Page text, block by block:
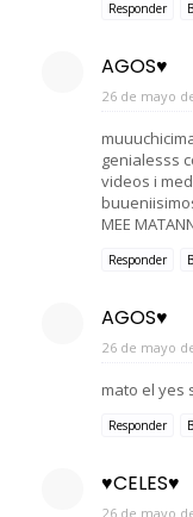
Responder
AGOS♥
26 de mayo
genialesss
videos i
MEE
Responder
AGOS♥
26 de mayo
mato el yes
Responder
♥CELES♥
26 de mayo